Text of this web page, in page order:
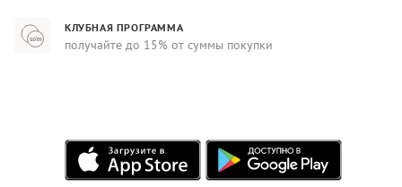
КЛУБНАЯ ПРОГРАММА
получайте до 15% от суммы покупки